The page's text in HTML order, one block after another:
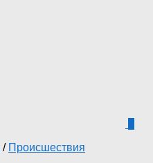
/ Происшествия